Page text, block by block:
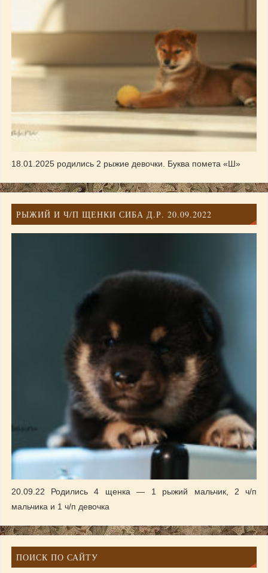
18.01.2025 родились 2 рыжие девочки. Буква помета «Ш»
РЫЖИЙ И Ч/П ЩЕНКИ СИБА Д.Р. 20.09.2022
20.09.22 Родились 4 щенка — 1 рыжий мальчик, 2 ч/п
мальчика и 1 ч/п девочка
ПОИСК ПО САЙТУ